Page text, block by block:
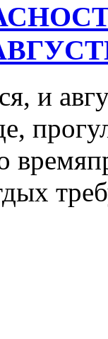
и